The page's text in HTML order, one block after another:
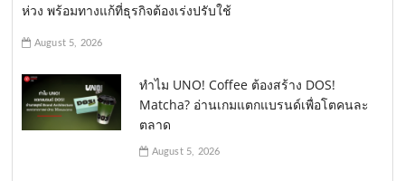
ห่วง พร้อมทางแก้ที่ธุรกิจต้องเร่งปรับใช้
August 5, 2026
ทำไม UNO! Coffee ต้องสร้าง DOS!
Matcha? อ่านเกมแตกแบรนด์เพื่อโตคนละ
ตลาด
August 5, 2026